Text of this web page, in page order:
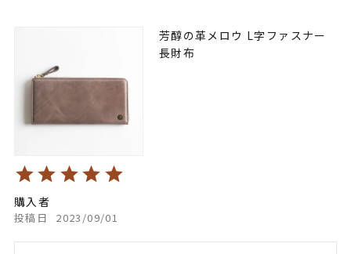
芳醇の革メロウ L字ファスナー
長財布
購入者
投稿日 2023/09/01